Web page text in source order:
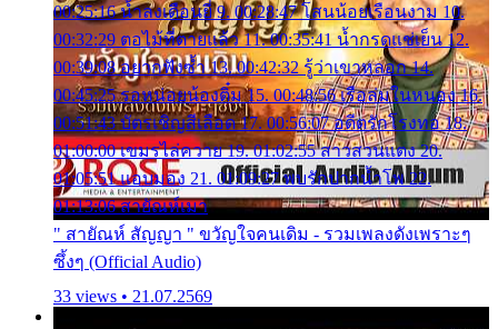
00:25:16 น้ำลงเดือนยี่ 9. 00:28:47 โสนน้อยเรือนงาม 10.
00:32:29 ตอไม้ที่ตายแล้ว 11. 00:35:41 น้ำกรดแช่เย็น 12.
00:39:08 อยากฟังซ้ำ 13. 00:42:32 รู้ว่าเขาหลอก 14.
00:45:25 รอหน่อยน้องติ๋ม 15. 00:48:56 เรือล่มในหนอง 16.
00:51:43 บัตรเชิญสีเลือด 17. 00:56:07 อดีตรักโรงทอ 18.
01:00:00 เขมรไล่ควาย 19. 01:02:55 สาวสวนแตง 20.
01:05:51 แอบมอง 21. 01:09:27 พบรักปากน้ำโพ 22.
01:13:06 สายัณห์เมา
" สายัณห์ สัญญา " ขวัญใจคนเดิม - รวมเพลงดังเพราะๆ
ซึ้งๆ (Official Audio)
33 views • 21.07.2569